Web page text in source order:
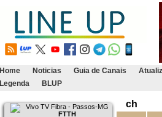
Home Noticias Guia de Canais
Legenda
BLUP
Vivo TV Fibra - Passos-MG
FTTH
ch